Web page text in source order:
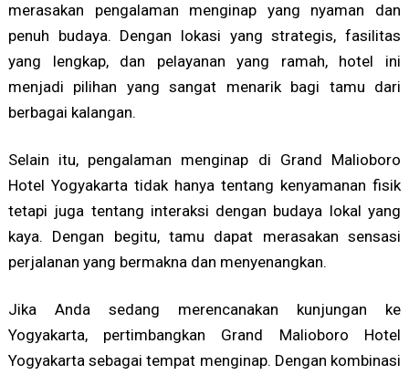
merasakan pengalaman menginap yang nyaman dan
penuh budaya. Dengan lokasi yang strategis, fasilitas
yang lengkap, dan pelayanan yang ramah, hotel ini
menjadi pilihan yang sangat menarik bagi tamu dari
berbagai kalangan.
Selain itu, pengalaman menginap di Grand Malioboro
Hotel Yogyakarta tidak hanya tentang kenyamanan fisik
tetapi juga tentang interaksi dengan budaya lokal yang
kaya. Dengan begitu, tamu dapat merasakan sensasi
perjalanan yang bermakna dan menyenangkan.
Jika Anda sedang merencanakan kunjungan ke
Yogyakarta, pertimbangkan Grand Malioboro Hotel
Yogyakarta sebagai tempat menginap. Dengan kombinasi